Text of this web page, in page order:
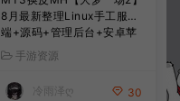
8月最新整理Linux手工服务
端+源码+管理后台+安卓苹
果双端+详细搭建教程+视频
教程
手游资源
冷雨泽ღ 30